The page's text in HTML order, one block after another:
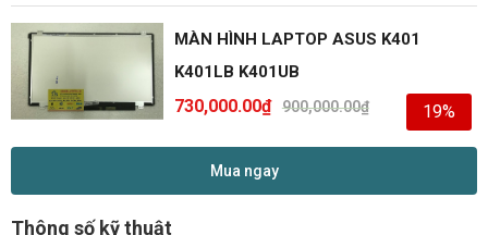
MÀN HÌNH LAPTOP ASUS K401
K401LB K401UB
900,000.00₫
730,000.00₫ 19%
Mua ngay
Thông số kỹ thuật